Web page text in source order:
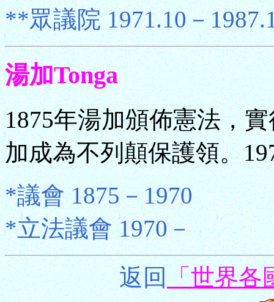
**眾議院 1971.10－
湯加Tonga
1875年湯加頒佈憲法，
加成為不列顛保護領。
*議會 1875－1970
*立法議會 1970－
返回「世界各